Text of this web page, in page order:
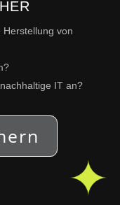
Herstellung von
IT an?